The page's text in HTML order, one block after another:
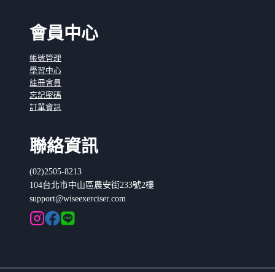
會員中心
帳號管理
學習中心
註冊會員
忘記密碼
訂單資訊
聯絡資訊
(02)2505-8213
104台北市中山區農安街233號2樓
support@wiseexerciser.com